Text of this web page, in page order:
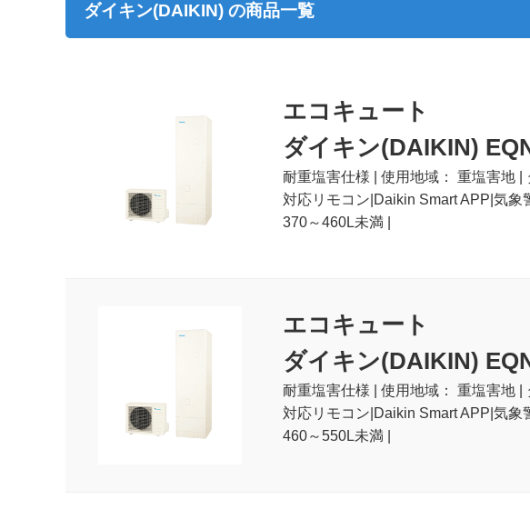
ダイキン(DAIKIN) の商品一覧
エコキュート
ダイキン(DAIKIN)
耐重塩害仕様 | 使用地域： 重塩害地
対応リモコン|Daikin Smart APP|気象
370～460L未満 |
エコキュート
ダイキン(DAIKIN)
耐重塩害仕様 | 使用地域： 重塩害地
対応リモコン|Daikin Smart APP|気象
460～550L未満 |